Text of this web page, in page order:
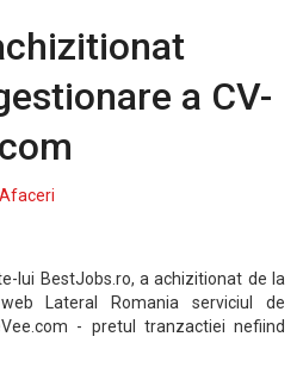
a CV-
Afaceri
lui BestJobs.ro, a achizitionat de la
Lateral Romania serviciul de
- pretul tranzactiei nefiind